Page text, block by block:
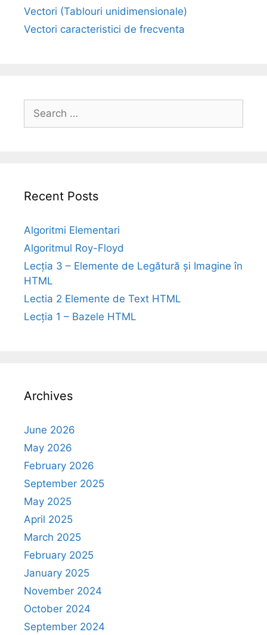
Vectori (Tablouri unidimensionale)
Vectori caracteristici de frecventa
for:
Recent Posts
Algoritmi Elementari
Algoritmul Roy-Floyd
Lecția 3 – Elemente de Legătură și Imagine în
HTML
Lectia 2 Elemente de Text HTML
Lecția 1 – Bazele HTML
Archives
June 2026
May 2026
February 2026
September 2025
May 2025
April 2025
March 2025
February 2025
January 2025
November 2024
October 2024
September 2024